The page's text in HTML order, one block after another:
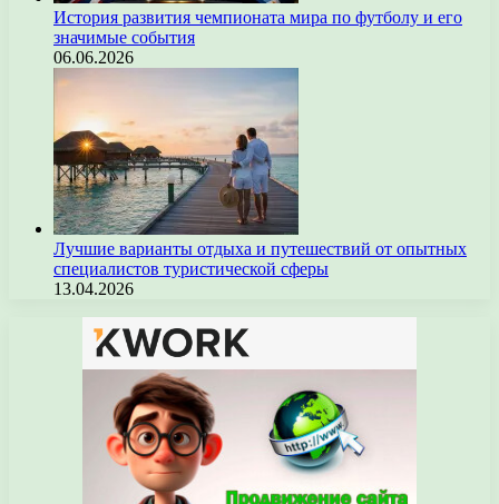
История развития чемпионата мира по футболу и его
значимые события
06.06.2026
Лучшие варианты отдыха и путешествий от опытных
специалистов туристической сферы
13.04.2026